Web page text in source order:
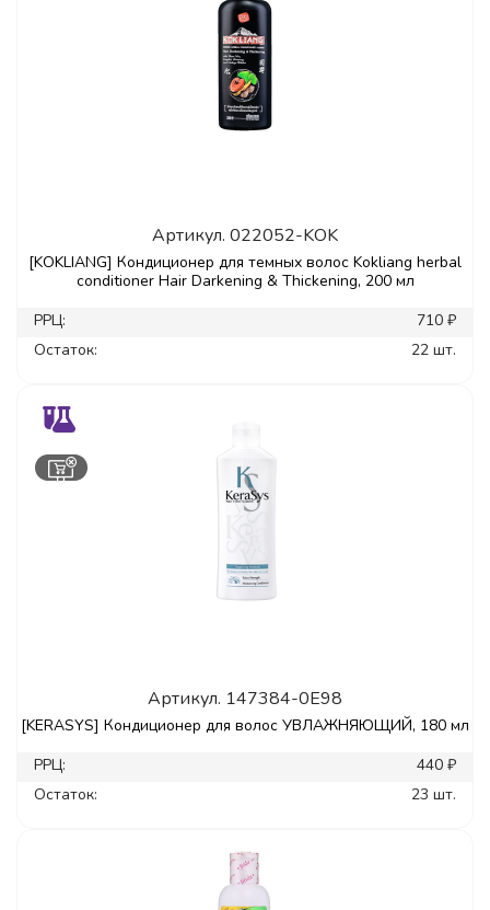
Артикул. 022052-KOK
[KOKLIANG] Кондиционер для темных волос Kokliang herbal
conditioner Hair Darkening & Thickening, 200 мл
РРЦ:
710 ₽
Остаток:
22 шт.
Артикул. 147384-0E98
[KERASYS] Кондиционер для волос УВЛАЖНЯЮЩИЙ, 180 мл
РРЦ:
440 ₽
Остаток:
23 шт.